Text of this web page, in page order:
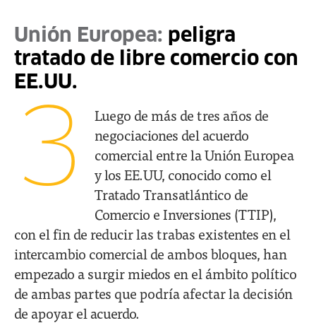
Unión Europea: peligra
tratado de libre comercio con
EE.UU.
3
Luego de más de tres años de
negociaciones del acuerdo
comercial entre la Unión Europea
y los EE.UU, conocido como el
Tratado Transatlántico de
Comercio e Inversiones (TTIP),
con el fin de reducir las trabas existentes en el
intercambio comercial de ambos bloques, han
empezado a surgir miedos en el ámbito político
de ambas partes que podría afectar la decisión
de apoyar el acuerdo.